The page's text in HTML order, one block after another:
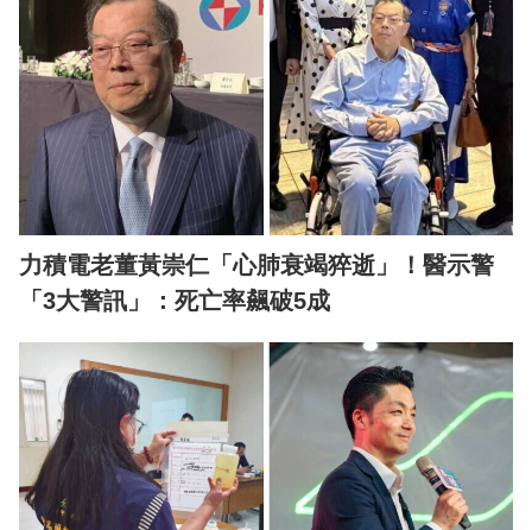
力積電老董黃崇仁「心肺衰竭猝逝」！醫示警
「3大警訊」：死亡率飆破5成